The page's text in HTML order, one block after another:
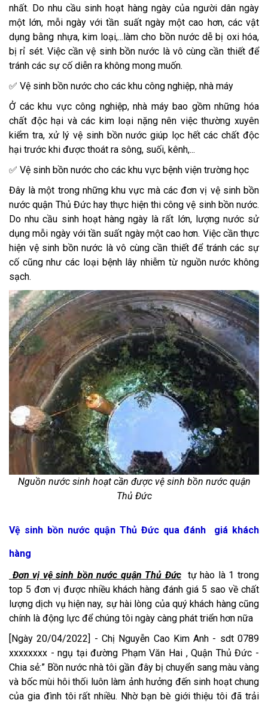
nhất. Do nhu cầu sinh hoạt hàng ngày của người dân ngày
một lớn, mỗi ngày với tần suất ngày một cao hơn, các vật
dụng bằng nhựa, kim loại,...làm cho bồn nước dễ bị oxi hóa,
bị rỉ sét. Việc cần vệ sinh bồn nước là vô cùng cần thiết để
tránh các sự cố diễn ra không mong muốn.
✅ Vệ sinh bồn nước cho các khu công nghiệp, nhà máy
Ở các khu vực công nghiệp, nhà máy bao gồm những hóa
chất độc hại và các kim loại nặng nên việc thường xuyên
kiểm tra, xử lý vệ sinh bồn nước giúp lọc hết các chất độc
hại trước khi được thoát ra sông, suối, kênh,...
✅ Vệ sinh bồn nước cho các khu vực bệnh viện trường học
Đây là một trong những khu vực mà các đơn vị vệ sinh bồn
nước quận Thủ Đức hay thực hiện thi công vệ sinh bồn nước.
Do nhu cầu sinh hoạt hàng ngày là rất lớn, lượng nước sử
dụng mỗi ngày với tần suất ngày một cao hơn. Việc cần thực
hiện vệ sinh bồn nước là vô cùng cần thiết để tránh các sự
cố cũng như các loại bệnh lây nhiễm từ nguồn nước không
sạch.
Nguồn nước sinh hoạt cần được vệ sinh bồn nước quận
Thủ Đức
Vệ sinh bồn nước quận Thủ Đức qua đánh giá khách
hàng
Đơn vị vệ sinh bồn nước quận Thủ Đứctự hào là 1 trong
top 5 đơn vị được nhiều khách hàng đánh giá 5 sao về chất
lượng dịch vụ hiện nay, sự hài lòng của quý khách hàng cũng
chính là động lực để chúng tôi ngày càng phát triển hơn nữa
[Ngày 20/04/2022] - Chị Nguyễn Cao Kim Anh - sdt 0789
xxxxxxxx - ngụ tại đường Phạm Văn Hai , Quận Thủ Đức -
Chia sẻ:” Bồn nước nhà tôi gần đây bị chuyển sang màu vàng
và bốc mùi hôi thối luôn làm ảnh hưởng đến sinh hoạt chung
của gia đình tôi rất nhiều. Nhờ bạn bè giới thiệu tôi đã trải